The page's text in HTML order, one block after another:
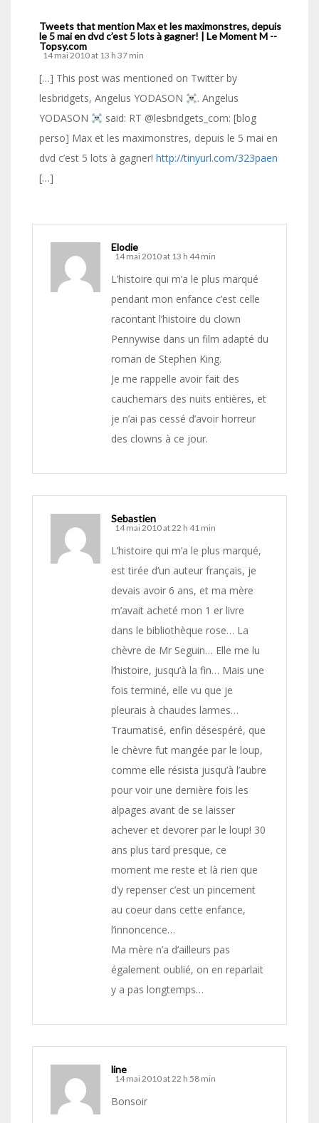
Tweets that mention Max et les maximonstres, depuis
le 5 mai en dvd c’est 5 lots à gagner! | Le Moment M --
Topsy.com
14 mai 2010 at 13 h 37 min
[…] This post was mentioned on Twitter by
lesbridgets, Angelus YODASON
. Angelus
YODASON
said: RT @lesbridgets_com: [blog
perso] Max et les maximonstres, depuis le 5 mai en
dvd c’est 5 lots à gagner! http://tinyurl.com/323paen
[…]
Elodie
14 mai 2010 at 13 h 44 min
L’histoire qui m’a le plus marqué
pendant mon enfance c’est celle
racontant l’histoire du clown
Pennywise dans un film adapté du
roman de Stephen King.
Je me rappelle avoir fait des
cauchemars des nuits entières, et
je n’ai pas cessé d’avoir horreur
des clowns à ce jour.
Sebastien
14 mai 2010 at 22 h 41 min
L’histoire qui m’a le plus marqué,
est tirée d’un auteur français, je
devais avoir 6 ans, et ma mère
m’avait acheté mon 1 er livre
dans le bibliothèque rose… La
chèvre de Mr Seguin… Elle me lu
l’histoire, jusqu’à la fin… Mais une
fois terminé, elle vu que je
pleurais à chaudes larmes…
Traumatisé, enfin désespéré, que
le chèvre fut mangée par le loup,
comme elle résista jusqu’à l’aubre
pour voir une dernière fois les
alpages avant de se laisser
achever et devorer par le loup! 30
ans plus tard presque, ce
moment me reste et là rien que
d’y repenser c’est un pincement
au coeur dans cette enfance,
l’innoncence…
Ma mère n’a d’ailleurs pas
également oublié, on en reparlait
y a pas longtemps…
line
14 mai 2010 at 22 h 58 min
Bonsoir